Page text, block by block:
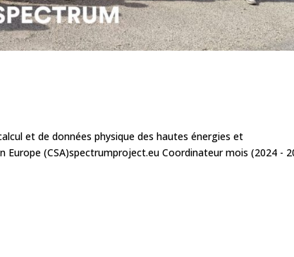
et de données physique des hautes énergies et
(CSA)spectrumproject.eu Coordinateur mois (2024 -